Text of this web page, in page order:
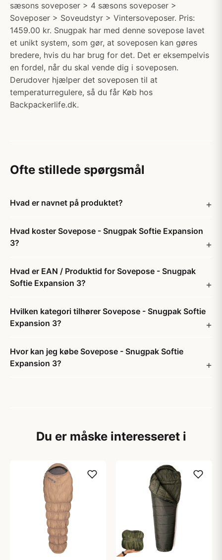
sæsons soveposer > 4 sæsons soveposer >
Soveposer > Soveudstyr > Vintersoveposer. Pris:
1459.00 kr. Snugpak har med denne sovepose lavet
et unikt system, som gør, at soveposen kan gøres
bredere, hvis du har brug for det. Det er eksempelvis
en fordel, når du skal vende dig i soveposen.
Derudover hjælper det soveposen til at
temperaturregulere, så du får Køb hos
Backpackerlife.dk.
Ofte stillede spørgsmål
Hvad er navnet på produktet?
Hvad koster Sovepose - Snugpak Softie Expansion
3?
Hvad er EAN / Produktid for Sovepose - Snugpak
Softie Expansion 3?
Hvilken kategori tilhører Sovepose - Snugpak Softie
Expansion 3?
Hvor kan jeg købe Sovepose - Snugpak Softie
Expansion 3?
Du er måske interesseret i